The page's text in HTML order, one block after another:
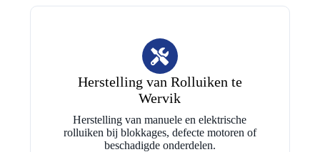
Herstelling van Rolluiken te
Wervik
Herstelling van manuele en elektrische
rolluiken bij blokkages, defecte motoren of
beschadigde onderdelen.